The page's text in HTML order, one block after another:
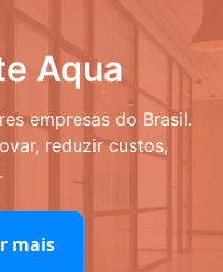
Aqua
empresas do Brasil.
reduzir custos,
mais